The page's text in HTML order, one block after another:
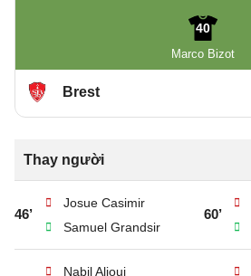
40
Marco Bizot
Brest
Thay người
46’
Josue Casimir
Samuel Grandsir
60’
Nabil Alioui